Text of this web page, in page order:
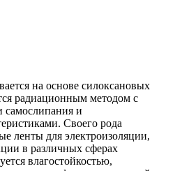
на основе силоксановых
радиацион­ным методом с
самослипания и
Своего рода
ленты для электроизоляции,
в различных сферах
влагостойкостью,